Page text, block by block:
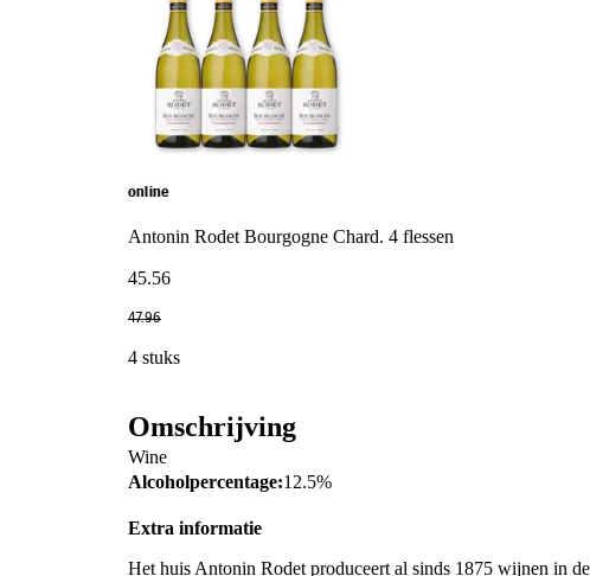
online
Antonin Rodet Bourgogne Chard. 4 flessen
45.56
47.96
4 stuks
Omschrijving
Wine
Alcoholpercentage:12.5%
Extra informatie
Het huis Antonin Rodet produceert al sinds 1875 wijnen in